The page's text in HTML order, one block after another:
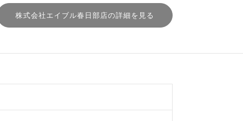
株式会社エイブル春日部店の詳細を見る